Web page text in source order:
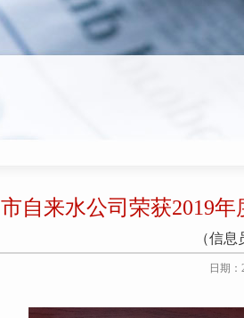
市自来水公司荣获2019
（信
日期：